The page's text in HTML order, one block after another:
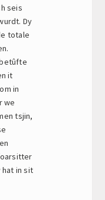
seis
Dy
totale
it
in
we
tsjin,
hat in sit